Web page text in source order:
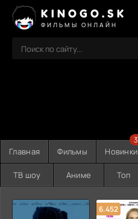
KINOGO.SK
ФИЛЬМЫ ОНЛАЙН
Главная Фильмы Новинки
3
ТВ шоу Аниме Топ
6.452